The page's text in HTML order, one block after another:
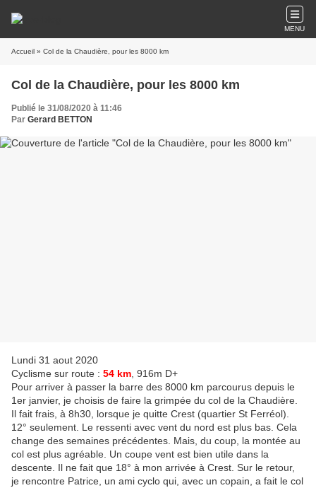
MENU
Accueil » Col de la Chaudière, pour les 8000 km
Col de la Chaudière, pour les 8000 km
Publié le 31/08/2020 à 11:46
Par Gerard BETTON
Lundi 31 aout 2020
Cyclisme sur route : 54 km , 916m D+
Pour arriver à passer la barre des 8000 km parcourus depuis le
1er janvier, je choisis de faire la grimpée du col de la Chaudière.
Il fait frais, à 8h30, lorsque je quitte Crest (quartier St Ferréol).
12° seulement. Le ressenti avec vent du nord est plus bas. Cela
change des semaines précédentes. Mais, du coup, la montée au
col est plus agréable. Un coupe vent est bien utile dans la
descente. Il ne fait que 18° à mon arrivée à Crest. Sur le retour,
je rencontre Patrice, un ami cyclo qui, avec un copain, a fait le col